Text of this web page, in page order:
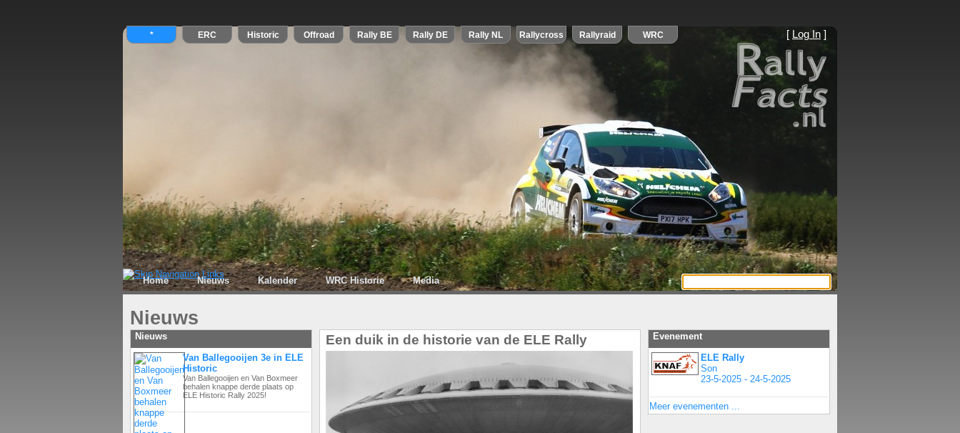
[ Log In ]
Home Nieuws Kalender WRC Historie Media
Nieuws
Nieuws
Van Ballegooijen 3e in ELE
Historic
Van Ballegooijen en Van Boxmeer
behalen knappe derde plaats op
ELE Historic Rally 2025!
Een duik in de historie van de ELE Rally
Evenement
ELE Rally
Son
23-5-2025 - 24-5-2025
Meer evenementen ...